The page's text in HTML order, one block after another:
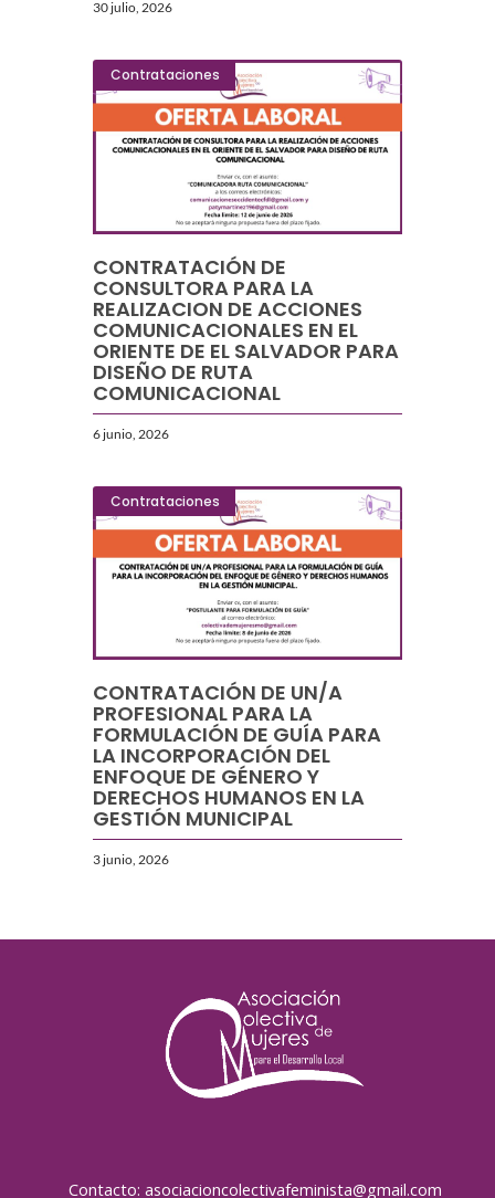
30 julio, 2026
Contrataciones
CONTRATACIÓN DE
CONSULTORA PARA LA
REALIZACION DE ACCIONES
COMUNICACIONALES EN EL
ORIENTE DE EL SALVADOR PARA
DISEÑO DE RUTA
COMUNICACIONAL
6 junio, 2026
Contrataciones
CONTRATACIÓN DE UN/A
PROFESIONAL PARA LA
FORMULACIÓN DE GUÍA PARA
LA INCORPORACIÓN DEL
ENFOQUE DE GÉNERO Y
DERECHOS HUMANOS EN LA
GESTIÓN MUNICIPAL
3 junio, 2026
Contacto: asociacioncolectivafeminista@gmail.com